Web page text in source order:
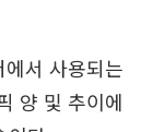
서 사용되는
양 및 추이에